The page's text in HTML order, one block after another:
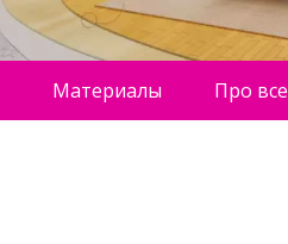
Материалы Про все